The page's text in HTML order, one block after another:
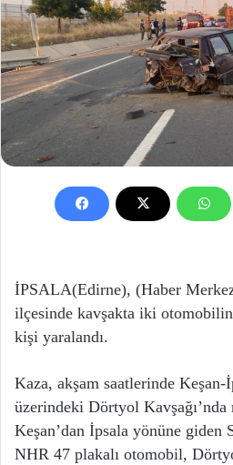
İPSALA(Edirne), (Haber
ilçesinde kavşakta iki otomobilin
kişi yaralandı.
Kaza, akşam saatlerinde Keşan-
üzerindeki Dörtyol Kavşağı’nda
Keşan’dan İpsala yönüne
NHR 47 plakalı otomobil,